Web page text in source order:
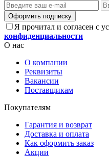
Оформить подписку
Я прочитал и согласен с
конфиденциальности
О нас
О компании
Реквизиты
Вакансии
Поставщикам
Покупателям
Гарантия и возврат
Доставка и оплата
Как оформить заказ
Акции